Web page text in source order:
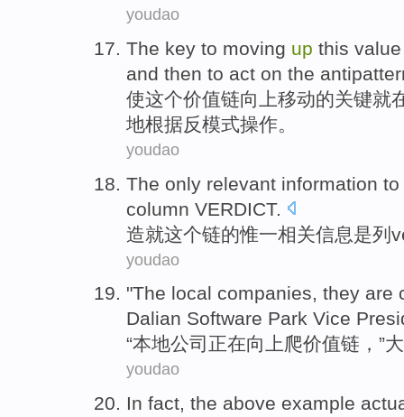
youdao
The key to moving up this
and then to act on the
使这个价值链向上移动的关键就
地根据反模式操作。
youdao
The only relevant information
column VERDICT.
造就这个链的惟一相关信息是列
youdao
"The local companies, they are
Dalian Software Park Vice
“本地公司 正在向上爬价值链 ，”
youdao
In fact, the above example